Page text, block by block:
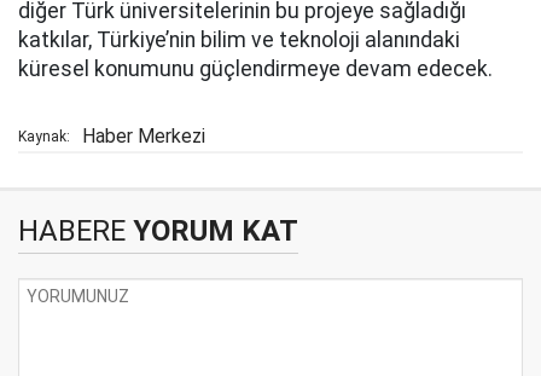
diğer Türk üniversitelerinin bu projeye sağladığı
katkılar, Türkiye’nin bilim ve teknoloji alanındaki
küresel konumunu güçlendirmeye devam edecek.
Kaynak: Haber Merkezi
HABERE YORUM KAT